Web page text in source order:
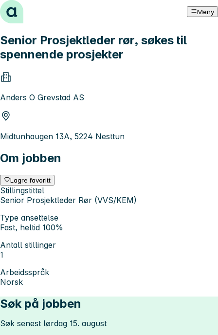
Hopp til innhold Meny
Senior Prosjektleder rør, søkes til
spennende prosjekter
Anders O Grevstad AS
Midtunhaugen 13A, 5224 Nesttun
Om jobben
Lagre favoritt
Stillingstittel
Senior Prosjektleder Rør (VVS/KEM)
Type ansettelse
Fast, heltid 100%
Antall stillinger
1
Arbeidsspråk
Norsk
Søk på jobben
Søk senest lørdag 15. august